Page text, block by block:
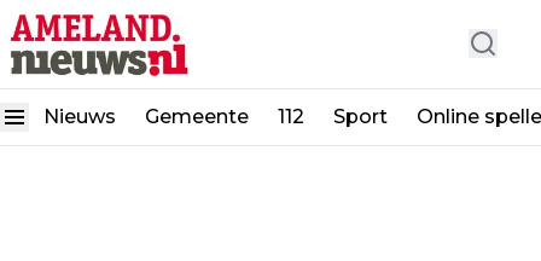
Nieuws Gemeente 112 Sport Online